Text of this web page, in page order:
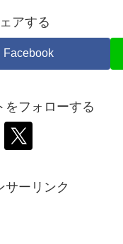
アする
Facebook
をフォローする
サーリンク